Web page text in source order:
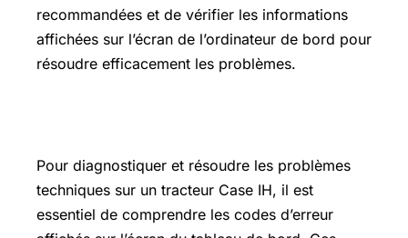
recommandées et de vérifier les informations
affichées sur l’écran de l’ordinateur de bord pour
résoudre efficacement les problèmes.
Pour diagnostiquer et résoudre les problèmes
techniques sur un tracteur Case IH, il est
essentiel de comprendre les codes d’erreur